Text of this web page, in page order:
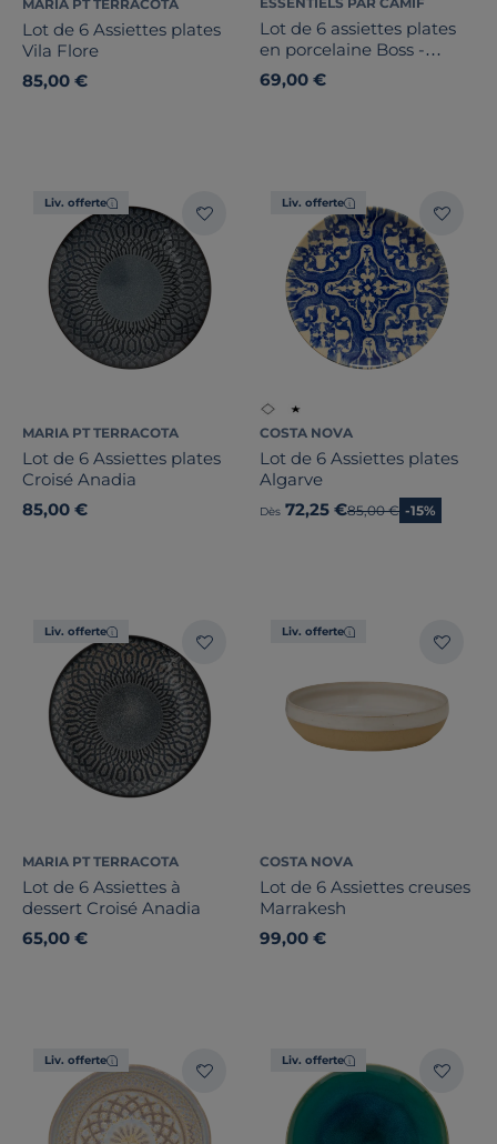
MARIA PT TERRACOTA
Lot de 6 Assiettes plates
Vila Flore
85,00 €
Lot de 6 assiettes plates
en porcelaine Boss -
Novastyl
69,00 €
Liv. offerte
MARIA PT TERRACOTA
Lot de 6 Assiettes plates
Croisé Anadia
85,00 €
Liv. offerte
COSTA NOVA
Lot de 6 Assiettes plates
Algarve
Dès 72,25 €Ancien prix
85,00 € -15%
Liv. offerte
MARIA PT TERRACOTA
Lot de 6 Assiettes à
dessert Croisé Anadia
65,00 €
Liv. offerte
COSTA NOVA
Lot de 6 Assiettes creuses
Marrakesh
99,00 €
Liv. offerte Liv. offerte